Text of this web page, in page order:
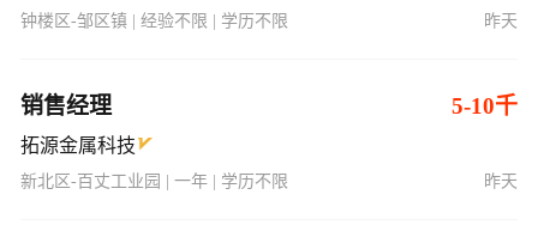
钟楼区-邹区镇 | 经验不限 | 学历不限 昨天
销售经理 5-10千
拓源金属科技
新北区-百丈工业园 | 一年 | 学历不限 昨天